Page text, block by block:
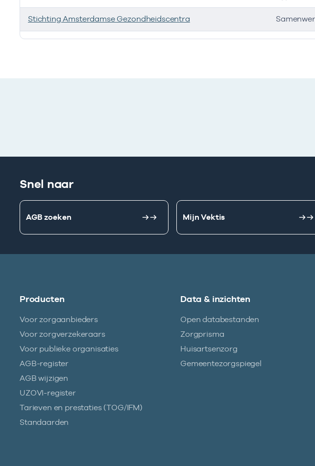
Deze onderneming heeft een relatie met de volgende ondernemingen
Stichting Amsterdamse Gezondheidscentra
Snel naar
AGB zoeken Mijn Vektis
Producten
Voor zorgaanbieders
Voor zorgverzekeraars
Voor publieke organisaties
AGB-register
AGB wijzigen
UZOVI-register
Tarieven en prestaties (TOG/IFM)
Standaarden
Data & inzichten
Open databestanden
Zorgprisma
Huisartsenzorg
Gemeentezorgspiegel